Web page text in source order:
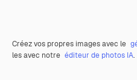
Créez vos propres images avec le
les avec notre éditeur de photos IA.